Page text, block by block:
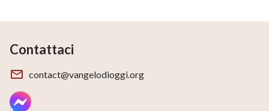
Contattaci
contact@vangelodioggi.org